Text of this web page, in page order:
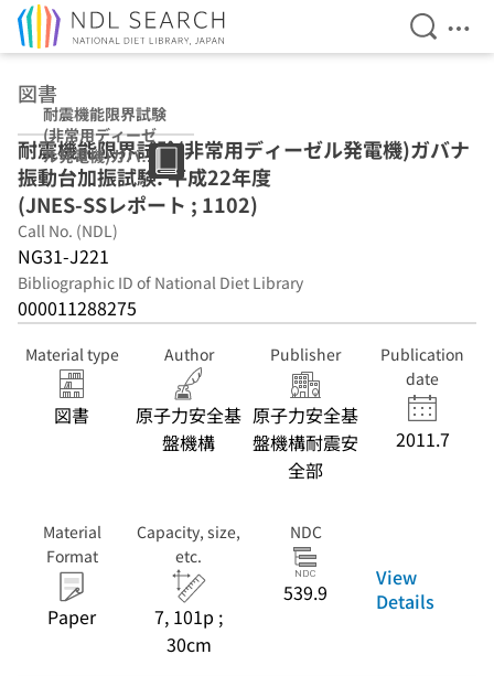
Open
図書
耐震機能限界試験
(非常用ディーゼ
ル発電機)ガバナ
振動台加振試験
平成22年度
(JNES-SSレポー
ト ; 1102)
耐震機能限界試験(非常用ディーゼル発電機)ガバナ
振動台加振試験. 平成22年度
(JNES-SSレポート ; 1102)
Call No. (NDL)
NG31-J221
Bibliographic ID of National Diet Library
000011288275
Material type
図書
Author
原子力安全基
盤機構
Publisher
原子力安全基
盤機構耐震安
全部
Publication
date
2011.7
Material
Format
Paper
Capacity, size,
etc.
7, 101p ;
30cm
NDC
539.9
View
Details